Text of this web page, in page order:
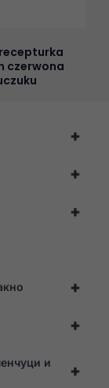
+
+
+
+
+
+
и
czerwona